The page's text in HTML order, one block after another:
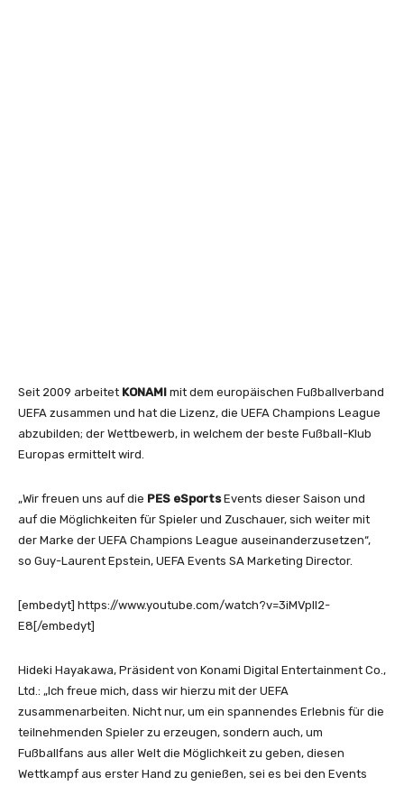
Seit 2009 arbeitet KONAMI mit dem europäischen Fußballverband
UEFA zusammen und hat die Lizenz, die UEFA Champions League
abzubilden; der Wettbewerb, in welchem der beste Fußball-Klub
Europas ermittelt wird.
„Wir freuen uns auf die PES eSportsEvents dieser Saison und
auf die Möglichkeiten für Spieler und Zuschauer, sich weiter mit
der Marke der UEFA Champions League auseinanderzusetzen“,
so Guy-Laurent Epstein, UEFA Events SA Marketing Director.
[embedyt] https://www.youtube.com/watch?v=3iMVpll2-
E8[/embedyt]
Hideki Hayakawa, Präsident von Konami Digital Entertainment Co.,
Ltd.: „Ich freue mich, dass wir hierzu mit der UEFA
zusammenarbeiten. Nicht nur, um ein spannendes Erlebnis für die
teilnehmenden Spieler zu erzeugen, sondern auch, um
Fußballfans aus aller Welt die Möglichkeit zu geben, diesen
Wettkampf aus erster Hand zu genießen, sei es bei den Events